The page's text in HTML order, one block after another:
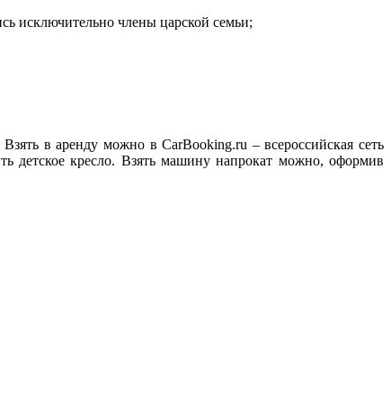
исключительно члены царской семьи;
в аренду можно в CarBooking.ru – всероссийская сеть
детское кресло. Взять машину напрокат можно, оформив